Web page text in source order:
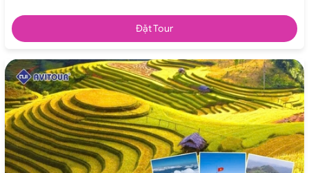
Đặt Tour